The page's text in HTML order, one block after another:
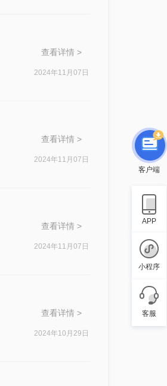
查看详情 >
2024年11月07日
查看详情 >
2024年11月07日
查看详情 >
2024年11月07日
查看详情 >
2024年10月29日
客户端
APP
小程序
客服